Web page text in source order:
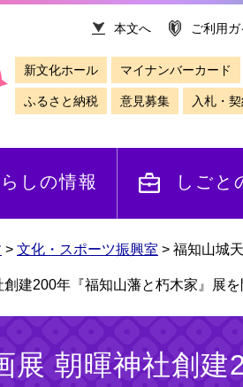
本文へ ご利用ガ
新文化ホール マイナンバーカード
ふるさと納税 意見募集 入札・
らしの情報 しごと
> 文化・スポーツ振興室 > 福知山城
建200年『福知山藩と朽木家』展を
展 朝暉神社創建